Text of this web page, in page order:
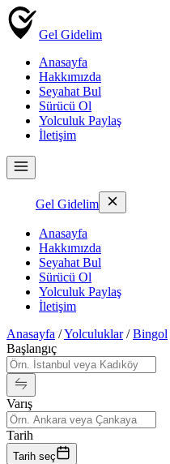
Gel Gidelim
Anasayfa
Hakkımızda
Seyahat Bul
Sürücü Ol
Yolculuk Paylaş
İletişim
Gel Gidelim
Anasayfa
Hakkımızda
Seyahat Bul
Sürücü Ol
Yolculuk Paylaş
İletişim
Anasayfa /Yolculuklar/Bingol
Başlangıç
Varış
Tarih
Tarih seç